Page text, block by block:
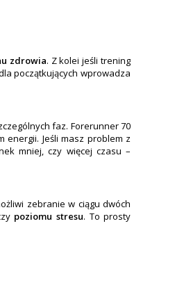
zdrowia. Z kolei jeśli trening
początkujących wprowadza
faz. Forerunner 70
energii. Jeśli masz problem z
mniej, czy więcej czasu –
zebranie w ciągu dwóch
poziomu stresu. To prosty